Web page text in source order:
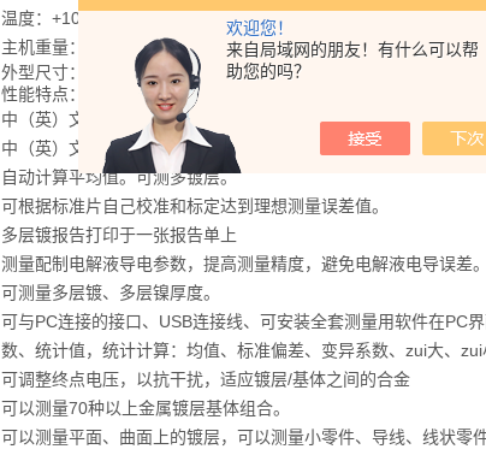
欢迎您！
来自局域网的朋友！有什么可以帮
助您的吗？
温度：+10~+40℃；相对湿度：不大于85%；要求周围无强腐蚀
主机重量：5Kg.
外型尺寸：350×260×160mm（长×宽×高）
性能特点：
中（英）文液晶显示（英文界面需定购）
中（英）文热敏或喷墨式打印镀层种类、厚度、测试人员、日期
自动计算平均值。可测多镀层。
可根据标准片自己校准和标定达到理想测量误差值。
多层镀报告打印于一张报告单上
测量配制电解液导电参数，提高测量精度，避免电解液电导误差。
可测量多层镀、多层镍厚度。
可与PC连接的接口、USB连接线、可安装全套测量用软件在PC
数、统计值，统计计算：均值、标准偏差、变异系数、zui大、
可调整终点电压，以抗干扰，适应镀层/基体之间的合金
可以测量70种以上金属镀层基体组合。
可以测量平面、曲面上的镀层，可以测量小零件、导线、线状零